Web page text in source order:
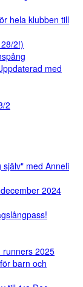
hela klubben till
2!)
med
2
själv" med Anneli
2024
runners 2025
barn och